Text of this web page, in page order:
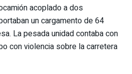
acoplado a dos
un cargamento de 64
La pesada unidad contaba con
con violencia sobre la carretera